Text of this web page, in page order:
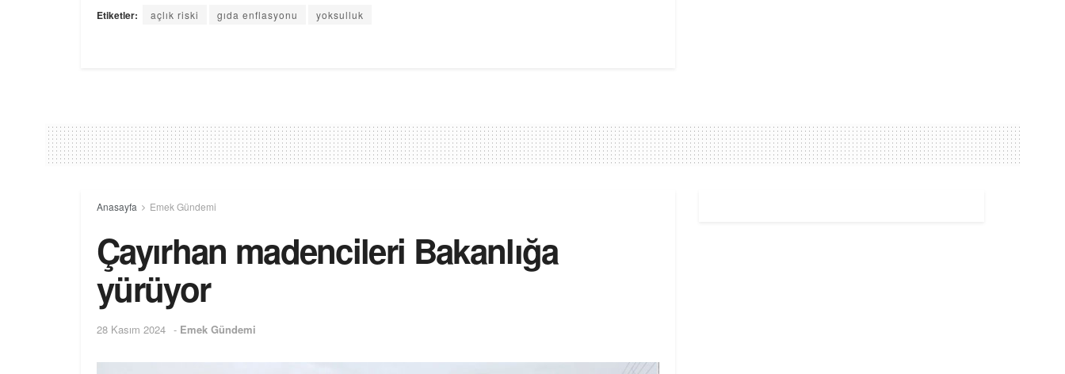
Etiketler: açlık riski gıda enflasyonu yoksulluk
Anasayfa Emek Gündemi
Çayırhan madencileri Bakanlığa
yürüyor
28 Kasım 2024 - Emek Gündemi